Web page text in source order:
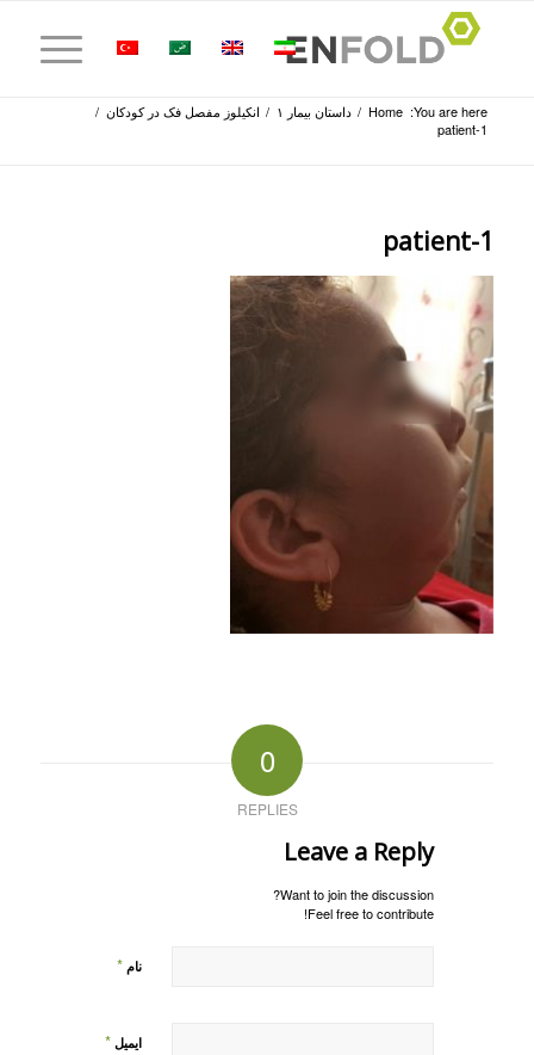
You are here:
Home
/ داستان بیمار ۱ / انکیلوز مفصل فک در کودکان /
patient-1
patient-1
0
REPLIES
Leave a Reply
Want to join the discussion?
Feel free to contribute!
نام *
ایمیل *